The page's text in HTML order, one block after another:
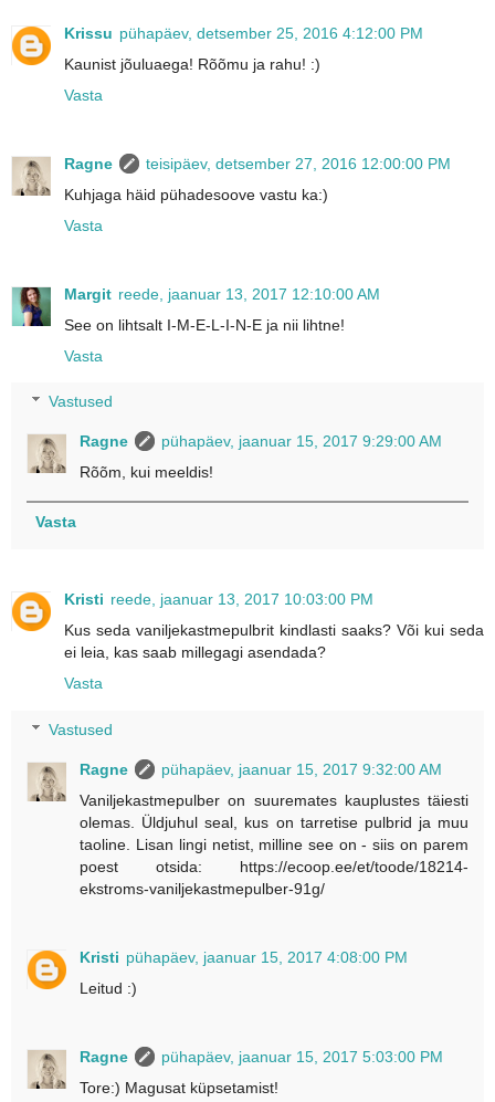
Krissu pühapäev, detsember 25, 2016 4:12:00 PM
Kaunist jõuluaega! Rõõmu ja rahu! :)
Vasta
Ragne
teisipäev, detsember 27, 2016 12:00:00 PM
Kuhjaga häid pühadesoove vastu ka:)
Vasta
Margit reede, jaanuar 13, 2017 12:10:00 AM
See on lihtsalt I-M-E-L-I-N-E ja nii lihtne!
Vasta
Vastused
Ragne
pühapäev, jaanuar 15, 2017 9:29:00 AM
Rõõm, kui meeldis!
Vasta
Kristi reede, jaanuar 13, 2017 10:03:00 PM
Kus seda vaniljekastmepulbrit kindlasti saaks? Või kui seda
ei leia, kas saab millegagi asendada?
Vasta
Vastused
Ragne
pühapäev, jaanuar 15, 2017 9:32:00 AM
Vaniljekastmepulber on suuremates kauplustes täiesti
olemas. Üldjuhul seal, kus on tarretise pulbrid ja muu
taoline. Lisan lingi netist, milline see on - siis on parem
poest otsida: https://ecoop.ee/et/toode/18214-
ekstroms-vaniljekastmepulber-91g/
Kristi pühapäev, jaanuar 15, 2017 4:08:00 PM
Leitud :)
Ragne
pühapäev, jaanuar 15, 2017 5:03:00 PM
Tore:) Magusat küpsetamist!